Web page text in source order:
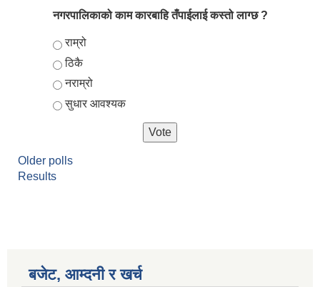
नगरपालिकाको काम कारबाहि तँपाईलाई कस्तो लाग्छ ?
Choices
राम्रो
ठिकै
नराम्रो
सुधार आवश्यक
Older polls
Results
बजेट, आम्दनी र खर्च